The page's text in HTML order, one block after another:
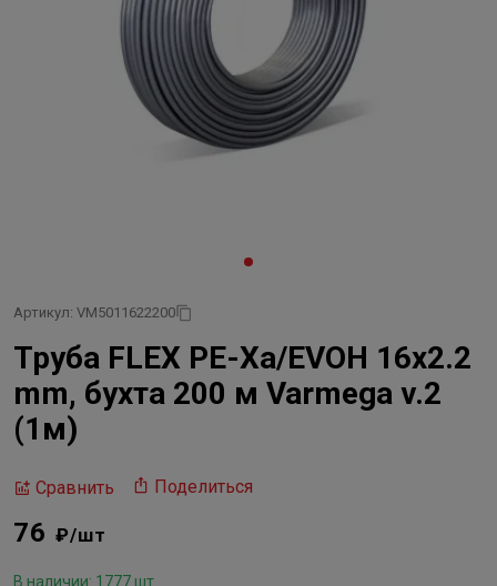
Артикул: VM5011622200
Труба FLEX PE-Xa/EVOH 16x2.2
mm, бухта 200 м Varmega v.2
(1м)
Сравнить Поделиться
76 ₽/шт
В наличии: 1777 шт